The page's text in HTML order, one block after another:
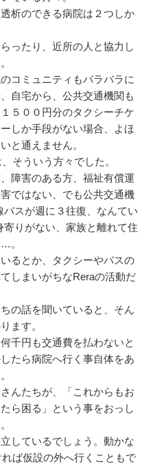
析のできる病院は２つしか
ったり、近所の人と協力し
コミュニティもバラバラに
自宅から、公共交通機関も
５００円分のタクシーチケ
しか手段がない場合、よほ
と通えません。
そういう方々でした。
障害のある方、福祉有償運
ではない、でも公共交通機
スが週に３往復、なんてい
りがない、家族と離れて住
。
るとか、タクシーやバスの
しまいがちなReraの活動だ
の話を聞いていると、そん
ます。
千円も交通費を払わないと
たら病院へ行く事自体をあ
んたちが、「これからもお
ら困る」という事をおっし
しているでしょう。動かな
ば仮設の外へ行くこともで